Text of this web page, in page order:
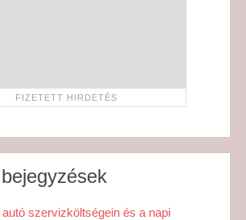
szervizköltségein és a napi